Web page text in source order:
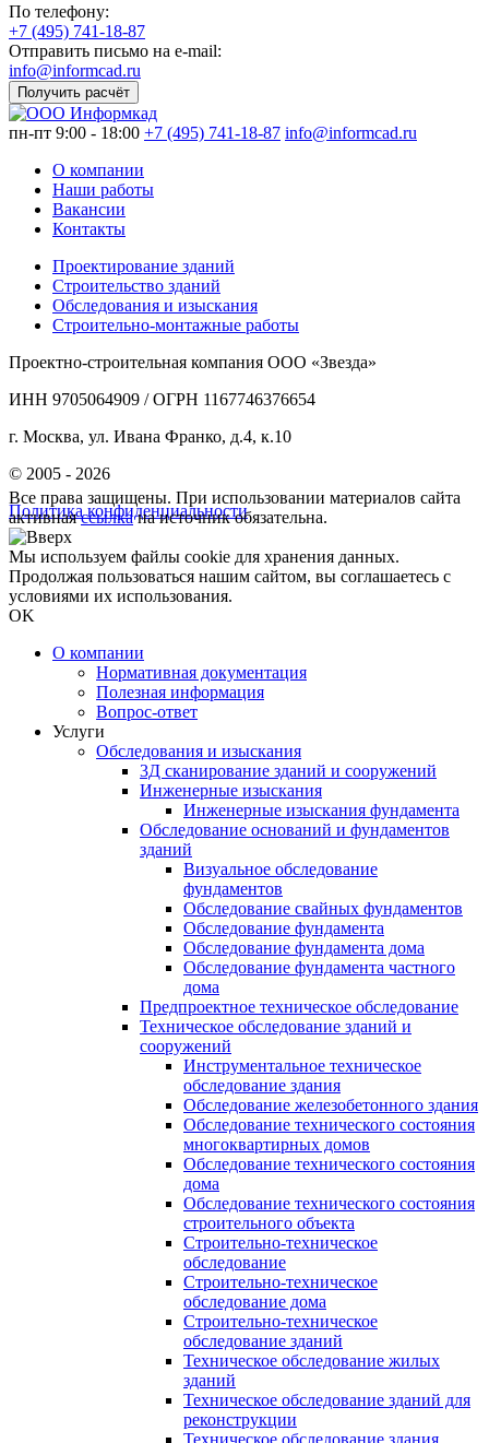
По телефону:
+7 (495) 741-18-87
Отправить письмо на e-mail:
info@informcad.ru
Получить расчёт
пн-пт 9:00 - 18:00 +7 (495) 741-18-87 info@informcad.ru
О компании
Наши работы
Вакансии
Контакты
Проектирование зданий
Строительство зданий
Обследования и изыскания
Строительно-монтажные работы
Проектно-строительная компания ООО «Звезда»
ИНН 9705064909 / ОГРН 1167746376654
г. Москва, ул. Ивана Франко, д.4, к.10
© 2005 - 2026
Политика конфиденциальности
Все права защищены. При использовании материалов сайта
активнаяссылкана источник обязательна.
Мы используем файлы cookie для хранения данных.
Продолжая пользоваться нашим сайтом, вы соглашаетесь с
условиями их использования.
OK
О компании
Нормативная документация
Полезная информация
Вопрос-ответ
Услуги
Обследования и изыскания
3Д сканирование зданий и сооружений
Инженерные изыскания
Инженерные изыскания фундамента
Обследование оснований и фундаментов
зданий
Визуальное обследование
фундаментов
Обследование свайных фундаментов
Обследование фундамента
Обследование фундамента дома
Обследование фундамента частного
дома
Предпроектное техническое обследование
Техническое обследование зданий и
сооружений
Инструментальное техническое
обследование здания
Обследование железобетонного здания
Обследование технического состояния
многоквартирных домов
Обследование технического состояния
дома
Обследование технического состояния
строительного объекта
Строительно-техническое
обследование
Строительно-техническое
обследование дома
Строительно-техническое
обследование зданий
Техническое обследование жилых
зданий
Техническое обследование зданий для
реконструкции
Техническое обследование здания